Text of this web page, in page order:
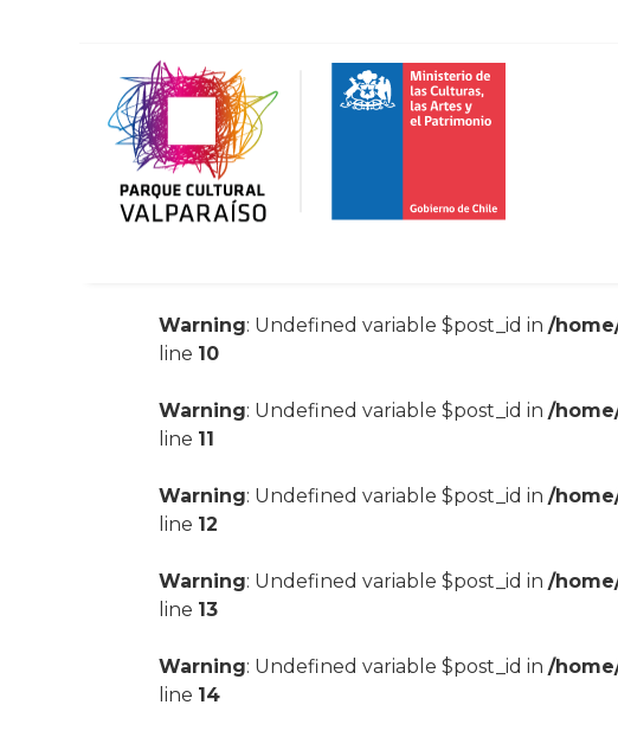
Warning: Undefined variable $post_id in/
line 10
Warning: Undefined variable $post_id in/
line 11
Warning: Undefined variable $post_id in/
line 12
Warning: Undefined variable $post_id in/
line 13
Warning: Undefined variable $post_id in/
line 14